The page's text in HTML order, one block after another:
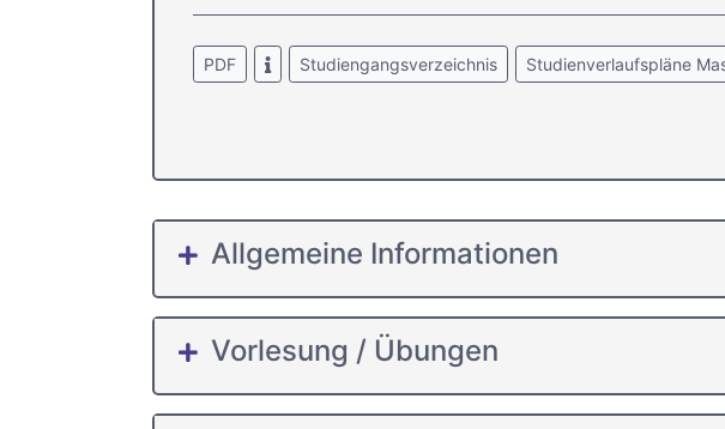
PDF Studiengangsverzeichnis Studienverlaufspläne
Allgemeine Informationen
Vorlesung / Übungen